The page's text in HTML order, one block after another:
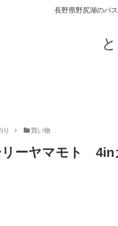
長野県野尻湖のバ
り 買い物
ーヤマモト 4in